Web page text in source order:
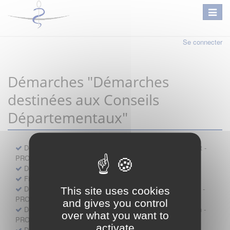
This site uses cookies
and gives you control
over what you want to
activate
Se connecter
Démarches "Démarches
destinées aux Conseils
Départementaux"
Déclaration préalable d'ouverture d'un lieu d'exercice distinct -
PROFESSIONNEL
Demande d'exemption de garde - PROFESSIONNEL
Fiche de signalement d'agression
Demande d’autorisation de se faire assister par un médecin -
PROFESSIONNEL
Demande d'autorisation de tenue de cabinet par un médecin -
PROFESSIONNEL